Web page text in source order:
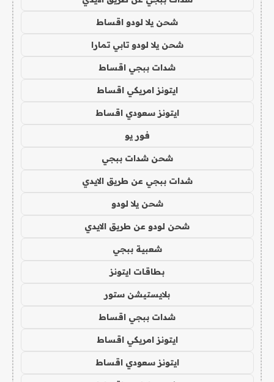
شحن يلا لودو اقساط
شحن يلا لودو تابي تمارا
شدات ببجي اقساط
ايتونز امريكي اقساط
ايتونز سعودي اقساط
فور يو
شحن شدات ببجي
شدات ببجي عن طريق الايدي
شحن يلا لودو
شحن لودو عن طريق الايدي
شعبية ببجي
بطاقات ايتونز
بلايستيشن ستور
شدات ببجي اقساط
ايتونز امريكي اقساط
ايتونز سعودي اقساط